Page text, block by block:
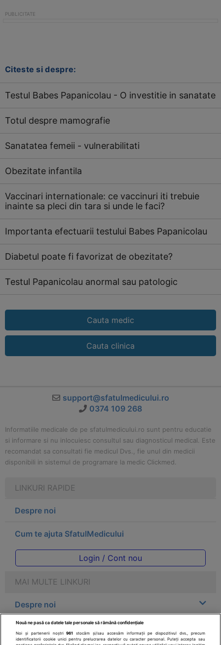
Citeste si despre:
Testul Babes Papanicolau - O investitie in sanatate
Totul despre mamografie
Sanatatea femeii - vulnerabilitati
Obezitate infantila
Vaccinari internationale: ce vaccinuri iti trebuie
inainte sa pleci din tara si unde le faci?
Importanta efectuarii testului Babes Papanicolau
Diabetul poate fi favorizat de obezitate?
Testul Papanicolau anormal sau patologic
Cauta medic
Cauta clinica
support@sfatulmedicului.ro
0374 109 268
Informatiile medicale de pe sfatulmedicului.ro sunt pentru educatie
si informare si nu inlocuiesc consultul sau diagnosticul medical. Este
recomandat sa consultati fie medicul Dvs., fie unul din medicii
disponibili in sistemul de programare la medic Clickmed.
LINKURI RAPIDE
Despre noi
Cum te ajuta SfatulMedicului
Login / Cont nou
MAI MULTE LINKURI
Despre noi
Legal
Nouă ne pasă ca datele tale personale să rămână confidențiale
Noi și partenerii noștri961
stocăm și/sau accesăm informații pe dispozitivul dvs., precum
identificatorii cookie unici pentru prelucrarea datelor cu caracter personal. Puteți accepta sau